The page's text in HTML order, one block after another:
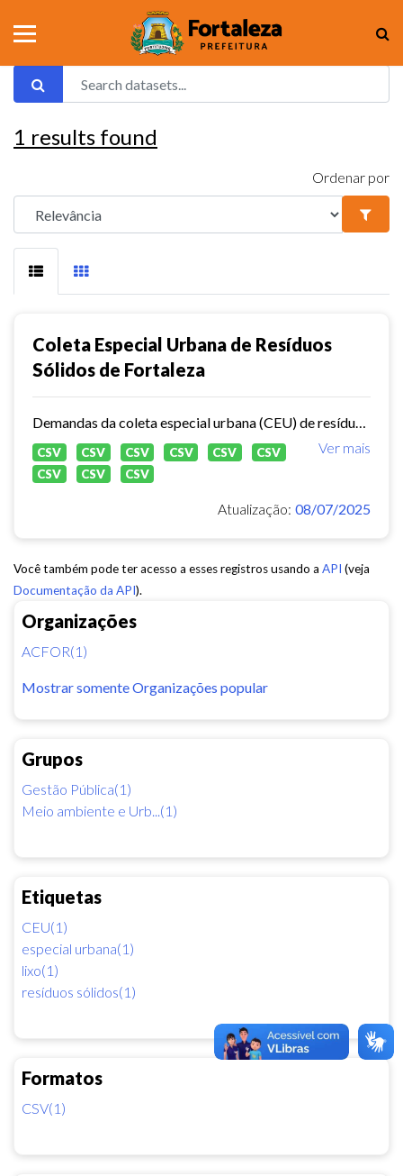
Organizações
ACFOR(1)
Mostrar somente Organizações popular
Grupos
Gestão Pública(1)
Meio ambiente e Urb...(1)
Etiquetas
CEU(1)
especial urbana(1)
lixo(1)
resíduos sólidos(1)
Formatos
CSV(1)
1 results found
Ordenar por
Coleta Especial Urbana de Resíduos
Sólidos de Fortaleza
Ver mais
CSV CSV CSV CSV CSV
CSV
CSV
CSV CSV
Atualização: 08/07/2025
Você também pode ter acesso a esses registros usando a API (veja
Documentação da API).